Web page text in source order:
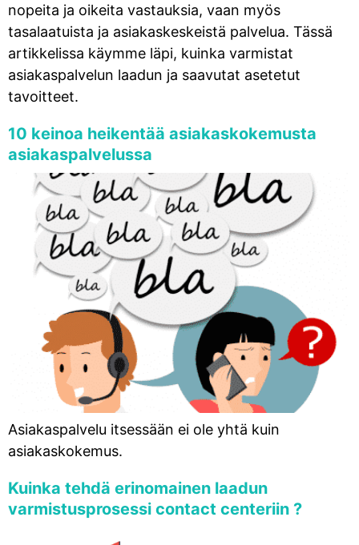
nopeita ja oikeita vastauksia, vaan myös
tasalaatuista ja asiakaskeskeistä palvelua. Tässä
artikkelissa käymme läpi, kuinka varmistat
asiakaspalvelun laadun ja saavutat asetetut
tavoitteet.
10 keinoa heikentää asiakaskokemusta
asiakaspalvelussa
Asiakaspalvelu itsessään ei ole yhtä kuin
asiakaskokemus.
Kuinka tehdä erinomainen laadun
varmistusprosessi contact centeriin ?